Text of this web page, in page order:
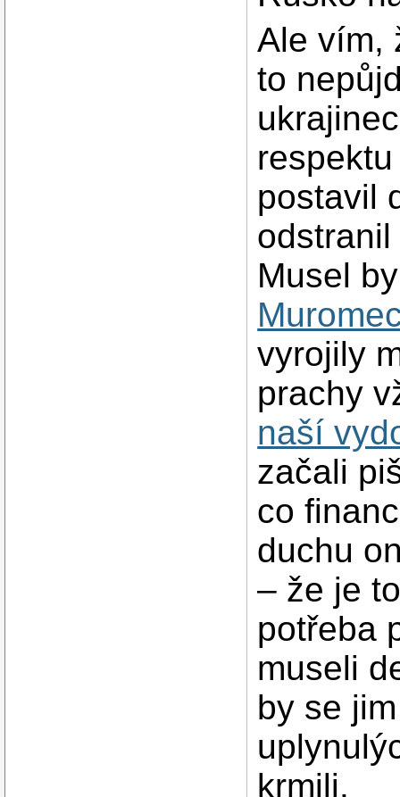
Ale vím,
to
postavil
Musel
vyrojily
prachy
naší
začali
co
duchu
– že je
potřeba
museli
by se
krmili.